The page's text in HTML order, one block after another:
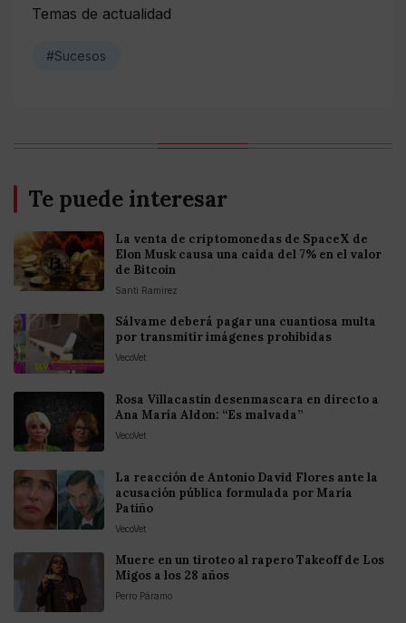
Temas de actualidad
#Sucesos
Te puede interesar
La venta de criptomonedas de SpaceX de
Elon Musk causa una caída del 7% en el valor
de Bitcoin
Santi Ramirez
Sálvame deberá pagar una cuantiosa multa
por transmitir imágenes prohibidas
VecoVet
Rosa Villacastín desenmascara en directo a
Ana María Aldon: “Es malvada”
VecoVet
La reacción de Antonio David Flores ante la
acusación pública formulada por María
Patiño
VecoVet
Muere en un tiroteo al rapero Takeoff de Los
Migos a los 28 años
Perro Páramo